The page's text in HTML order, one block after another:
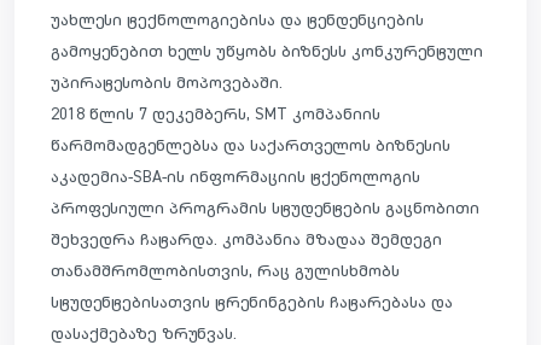
უახლესი ტექნოლოგიებისა და ტენდენციების
გამოყენებით ხელს უწყობს ბიზნესს კონკურენტული
უპირატესობის მოპოვებაში.
2018 წლის 7 დეკემბერს, SMT კომპანიის
წარმომადგენლებსა და საქართველოს ბიზნესის
აკადემია-SBA-ის ინფორმაციის ტქენოლოგის
პროფესიული პროგრამის სტუდენტების გაცნობითი
შეხვედრა ჩატარდა. კომპანია მზადაა შემდეგი
თანამშრომლობისთვის, რაც გულისხმობს
სტუდენტებისათვის ტრენინგების ჩატარებასა და
დასაქმებაზე ზრუნვას.